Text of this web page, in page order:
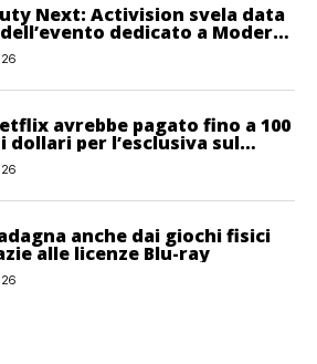
Next: Activision svela data
dedicato a Modern
avrebbe pagato fino a 100
dollari per l’esclusiva sul
anche dai giochi fisici
alle licenze Blu-ray